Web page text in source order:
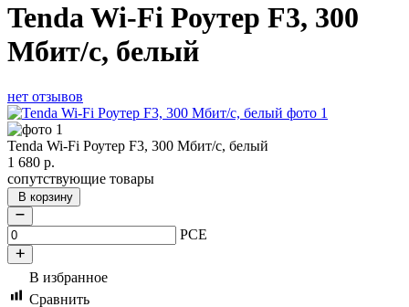
Tenda Wi-Fi Роутер F3, 300
Мбит/с, белый
нет отзывов
Tenda Wi-Fi Роутер F3, 300 Мбит/с, белый
1 680 р.
сопутствующие товары
В корзину
PCE
В избранное
Сравнить